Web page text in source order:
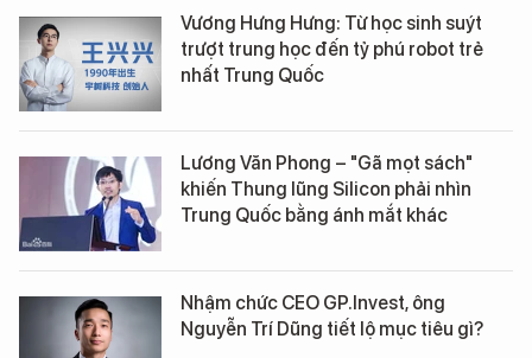
Vương Hưng Hưng: Từ học sinh suýt
trượt trung học đến tỷ phú robot trẻ
nhất Trung Quốc
Lương Văn Phong – "Gã mọt sách"
khiến Thung lũng Silicon phải nhìn
Trung Quốc bằng ánh mắt khác
Nhậm chức CEO GP.Invest, ông
Nguyễn Trí Dũng tiết lộ mục tiêu gì?